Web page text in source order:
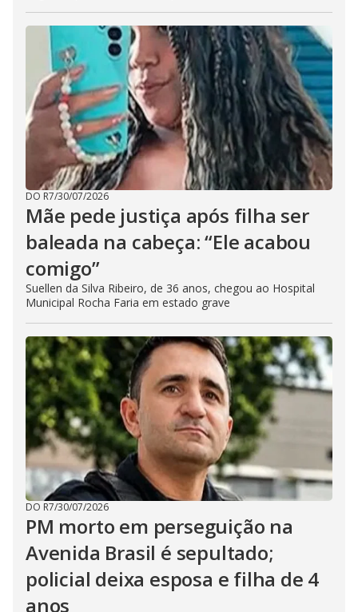
DO R7/30/07/2026
Mãe pede justiça após filha ser
baleada na cabeça: “Ele acabou
comigo”
Suellen da Silva Ribeiro, de 36 anos, chegou ao Hospital
Municipal Rocha Faria em estado grave
DO R7/30/07/2026
PM morto em perseguição na
Avenida Brasil é sepultado;
policial deixa esposa e filha de 4
anos